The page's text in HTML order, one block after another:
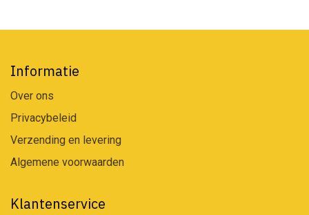
Informatie
Over ons
Privacybeleid
Verzending en levering
Algemene voorwaarden
Klantenservice